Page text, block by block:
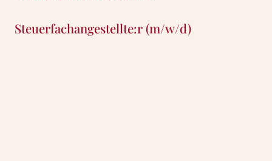
Steuerfachangestellte:r (m/w/d)